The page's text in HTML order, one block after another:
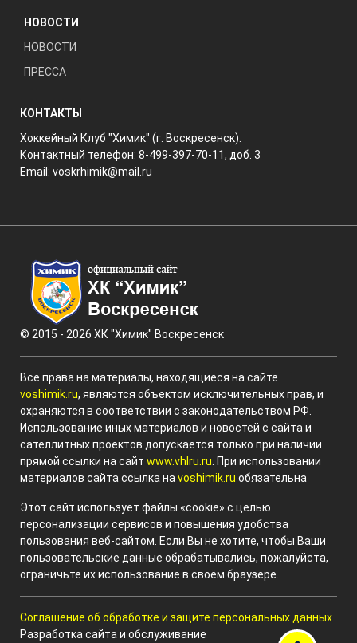
НОВОСТИ
НОВОСТИ
ПРЕССА
КОНТАКТЫ
Хоккейный Клуб "Химик" (г. Воскресенск).
Контактный телефон: 8-499-397-70-11, доб. 3
Email: voskrhimik@mail.ru
© 2015 - 2026 ХК "Химик" Воскресенск
Все права на материалы, находящиеся на сайте
voshimik.ru, являются объектом исключительных прав, и
охраняются в соответствии с законодательством РФ.
Использование иных материалов и новостей с сайта и
сателлитных проектов допускается только при наличии
прямой ссылки на сайт www.vhlru.ru . При использовании
материалов сайта ссылка на voshimik.ru обязательна
Этот сайт использует файлы «cookie» с целью
персонализации сервисов и повышения удобства
пользования веб-сайтом. Если Вы не хотите, чтобы Ваши
пользовательские данные обрабатывались, пожалуйста,
ограничьте их использование в своём браузере.
Соглашение об обработке и защите персональных данных
Разработка сайта и обслуживание